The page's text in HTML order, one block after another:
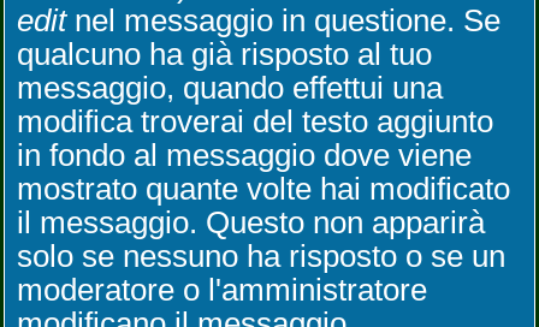
editnel messaggio in questione. Se
qualcuno ha già risposto al tuo
messaggio, quando effettui una
modifica troverai del testo aggiunto
in fondo al messaggio dove viene
mostrato quante volte hai modificato
il messaggio. Questo non apparirà
solo se nessuno ha risposto o se un
moderatore o l'amministratore